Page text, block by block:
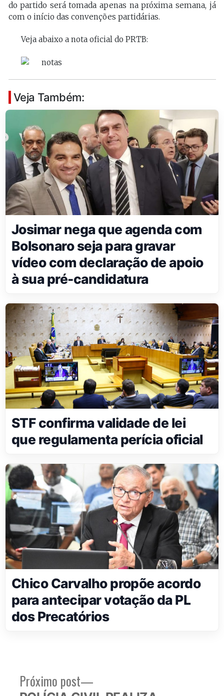
do partido será tomada apenas na próxima semana, já
com o início das convenções partidárias.
Veja abaixo a nota oficial do PRTB:
Veja Também:
Josimar nega que agenda com
Bolsonaro seja para gravar
vídeo com declaração de apoio
à sua pré-candidatura
STF confirma validade de lei
que regulamenta perícia oficial
Chico Carvalho propõe acordo
para antecipar votação da PL
dos Precatórios
Navegação
Próximo post
Próximo